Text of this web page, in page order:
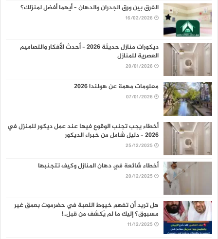
الفرق بين ورق الجدران والدهان – أيهما أفضل لمنزلك؟
16/02/2026
ديكورات منازل حديثة 2026 – أحدث الأفكار والتصاميم
العصرية للمنازل
20/01/2026
معلومات مهمة عن هولندا 2026
07/01/2026
أخطاء يجب تجنب الوقوع فيها عند عمل ديكور للمنزل في
2026 – دليل شامل من خبراء الديكور
25/12/2025
أخطاء شائعة في دهان المنازل وكيف تتجنبها
20/12/2025
هل تريد أن تفهم خيوط اللعبة في حضرموت بعمق غير
مسبوق؟ إليك ما لم يُكشف من قبل..!
11/12/2025